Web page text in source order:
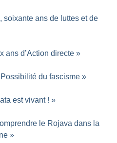
soixante ans de luttes et de
ans d’Action directe »
Possibilité du fascisme »
est vivant ! »
le Rojava dans la
»